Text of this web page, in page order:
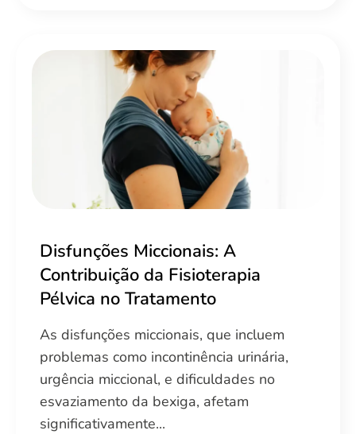
Disfunções Miccionais: A
Contribuição da Fisioterapia
Pélvica no Tratamento
As disfunções miccionais, que incluem
problemas como incontinência urinária,
urgência miccional, e dificuldades no
esvaziamento da bexiga, afetam
significativamente...